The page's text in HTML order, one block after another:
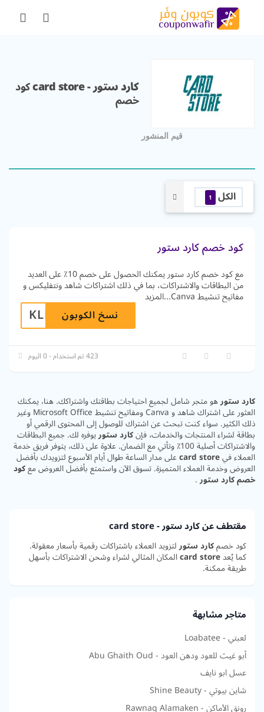
كارد ستور - card store كود
خصم
قيم المنشور
الكل 1
كود خصم كارد ستور
مع كود خصم كارد ستور يمكنك الحصول على خصم 10٪ على العديد
من البطاقات والاشتراكات، بما في ذلك اشتراكات شاهد ونتفلیکس و
مفاتيح تنشيط Canva ...المزيد
KLKXCPنسخ الكوبون
423 تم استخدام - 0 اليوم
كارد ستورهو متجر شامل لجميع احتياجات بطاقتك واشتراكك. هنا، يمكنك
العثور على اشتراك شاهد و Canva ومفاتيح تنشيط Microsoft Office وغير
ذلك الكثير. سواء كنت تبحث عن اشتراك للوصول إلى المحتوى الرقمي أو
بطاقة لشراء المنتجات والخدمات، فإنكارد ستوريوفره لك. جميع البطاقات
والاشتراكات أصلية 100٪ وتأتي مع الضمان. علاوة على ذلك، يتوفر فريق خدمة
العملاء فيcard storeعلى مدار الساعة طوال أيام الأسبوع لتزويدك بأفضل
العروض وخدمة العملاء المتميزة. تسوق الآن واستمتع بأفضل العروض معكود
خصم كارد ستور.
مقتطف عن كارد ستور - card store
كود خصمكارد ستورلتزويد العملاء باشتراكات رقمية بأسعار معقولة.
كما يُعدcard storeالمكان المثالي لشراء وشحن الاشتراكات بأسهل
طريقة ممكنة.
متاجر مشابهة
لعبتي - Loabatee
أبو غيث للعود ودهن العود - Abu Ghaith Oud
عسل ابو نايف
شاين بيوتي - Shine Beauty
رونق الأماكن - Rawnaq Alamaken